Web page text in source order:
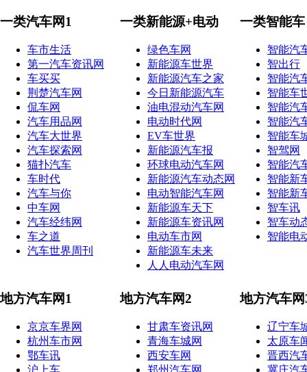
一类汽车网1
车市生活
第一汽车资讯网
车买买
荆楚汽车网
侃车网
汽车用品网
汽车大世界
汽车探索网
猫扑汽车
车时代
汽车与你
中车网
汽车经纬网
车之道
汽车世界周刊
一类新能源+电动
绿色车网
新能源车世界
新能源汽车之家
今日新能源汽车
油电混动汽车网
电动时代网
EV车世界
新能源汽车报
环球电动汽车网
新能源汽车动态网
电动智能汽车网
新能源车天下
新能源车资讯网
电动车市网
新能源车未来
人人电动汽车网
一类智能车
智能汽
智出行
智能汽
智能车
智能汽
智能汽
智能车
智驾网
智能汽
智能新
智能新
智车讯
智车动
智能电
地方汽车网1
京京车界网
杭州车市网
鄂车讯
地方汽车网2
甘肃车资讯网
青海车城网
西安车网
地方汽车网
辽宁车
太原车
晋西汽